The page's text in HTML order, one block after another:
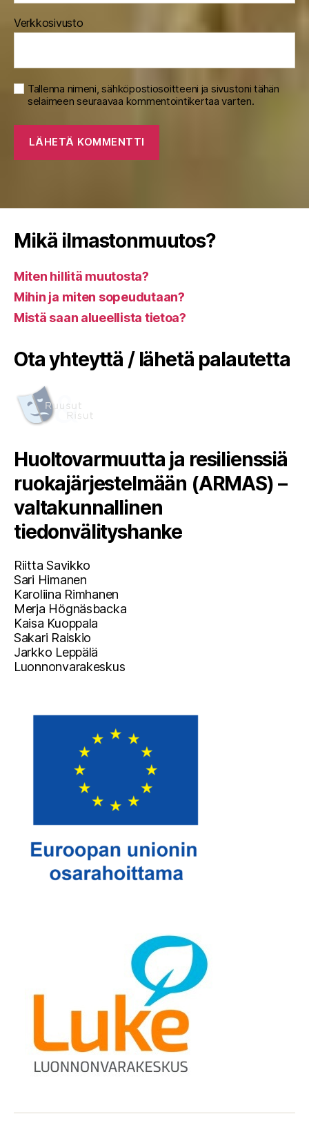
Verkkosivusto
Tallenna nimeni, sähköpostiosoitteeni ja sivustoni tähän
selaimeen seuraavaa kommentointikertaa varten.
Mikä ilmastonmuutos?
Miten hillitä muutosta?
Mihin ja miten sopeudutaan?
Mistä saan alueellista tietoa?
Ota yhteyttä / lähetä palautetta
Huoltovarmuutta ja resilienssiä
ruokajärjestelmään (ARMAS) –
valtakunnallinen
tiedonvälityshanke
Riitta Savikko
Sari Himanen
Karoliina Rimhanen
Merja Högnäsbacka
Kaisa Kuoppala
Sakari Raiskio
Jarkko Leppälä
Luonnonvarakeskus